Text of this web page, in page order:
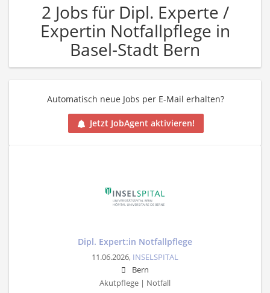
2 Jobs für Dipl. Experte /
Expertin Notfallpflege in
Basel-Stadt Bern
Automatisch neue Jobs per E-Mail erhalten?
Jetzt JobAgent aktivieren!
Dipl. Expert:in Notfallpflege
11.06.2026, INSELSPITAL
Bern
Akutpflege | Notfall